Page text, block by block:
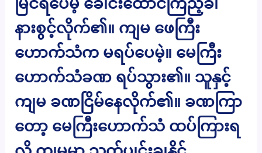
နားစွင့်လိုက်၏။ ကျမ ဖေကြီး
ဟောက်သံက မရပ်ပေမဲ့။ မေကြီး
ဟောက်သံခဏ ရပ်သွား၏။ သူနှင့်
ကျမ ခဏငြိမ်နေလိုက်၏။ ခဏကြာ
တော့ မေကြီးဟောက်သံ ထပ်ကြားရ